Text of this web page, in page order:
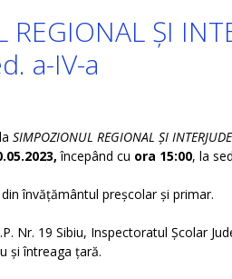
ȘI
a-IV-a
SIMPOZIONUL REGIONAL ȘI
începând cu ora 15:00, la
învățământul preșcolar și primar.
Nr. 19 Sibiu, Inspectoratul Școlar
și întreaga țară.